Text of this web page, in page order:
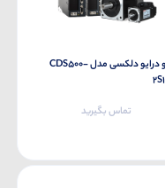
سروو درایو دلکسی مدل CDS500-
تماس بگیرید